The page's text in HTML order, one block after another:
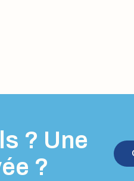
? Une
?